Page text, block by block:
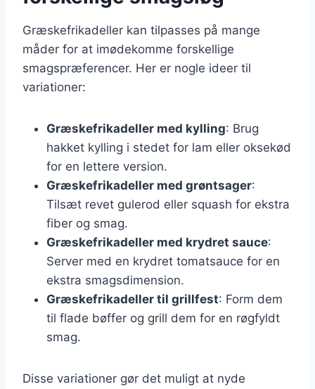
Græskefrikadeller kan tilpasses på mange
måder for at imødekomme forskellige
smagspræferencer. Her er nogle ideer til
variationer:
Græskefrikadeller med kylling: Brug
hakket kylling i stedet for lam eller oksekød
for en lettere version.
Græskefrikadeller med grøntsager:
Tilsæt revet gulerod eller squash for ekstra
fiber og smag.
Græskefrikadeller med krydret sauce:
Server med en krydret tomatsauce for en
ekstra smagsdimension.
Græskefrikadeller til grillfest: Form dem
til flade bøffer og grill dem for en røgfyldt
smag.
Disse variationer gør det muligt at nyde